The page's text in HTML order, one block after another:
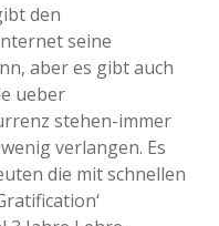
den
seine
aber es gibt auch
ueber
stehen-immer
verlangen. Es
die mit schnellen